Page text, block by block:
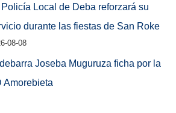
Local de Deba reforzará su
durante las fiestas de San Roke
08-08
Joseba Muguruza ficha por la
Amorebieta